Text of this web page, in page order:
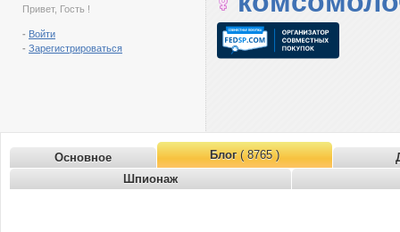
Привет, Гость !
- Войти
- Зарегистрироваться
Основное Блог( 8765 )
Шпионаж